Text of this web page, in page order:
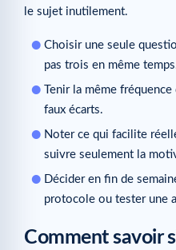
le sujet inutilement.
Choisir une seule
pas trois en même
Tenir la même
faux écarts.
Noter ce qui facilite
suivre seulement la
Décider en fin de
protocole ou tester une
Comment savoir